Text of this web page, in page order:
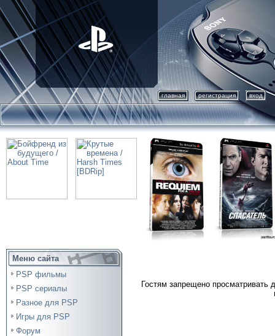
главная регистрация вход
Меню сайта
PSP фильмы
PSP сериалы
Разное для PSP
Игры для PSP
Форум
Гостям запрещено просматривать